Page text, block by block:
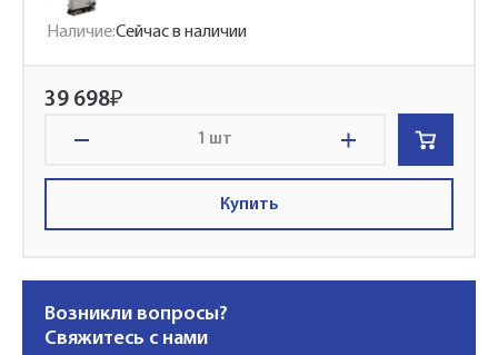
Наличие:Сейчас в наличии
39 698₽
шт
Купить
Возникли вопросы?
Свяжитесь с нами